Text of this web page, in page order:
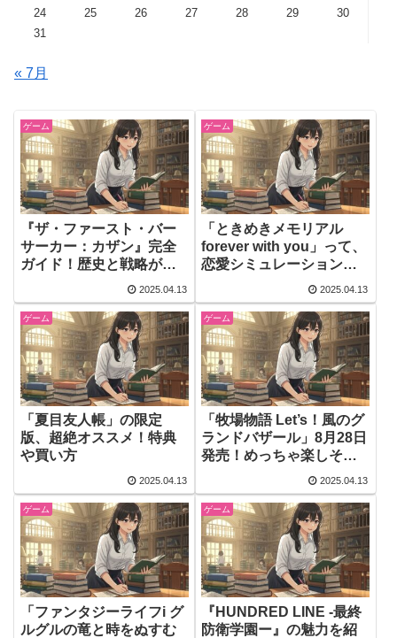
24
25 26 27 28 29
30
31
« 7月
ゲーム
『ザ・ファースト・バー
サーカー：カザン』完全
ガイド！歴史と戦略が楽
2025.04.13
ゲーム
「ときめきメモリアル
forever with you」って、
恋愛シミュレーションゲ
ームの新しい形だよ！
2025.04.13
ゲーム
「夏目友人帳」の限定
版、超絶オススメ！特典
や買い方
2025.04.13
ゲーム
「牧場物語 Let’s！風のグ
ランドバザール」8月28日
発売！めっちゃ楽しそう
なゲーム、チェックして
みて！
2025.04.13
ゲーム
「ファンタジーライフi グ
ルグルの竜と時をぬすむ
ゲーム
『HUNDRED LINE -最終
防衛学園ー』の魅力を紹